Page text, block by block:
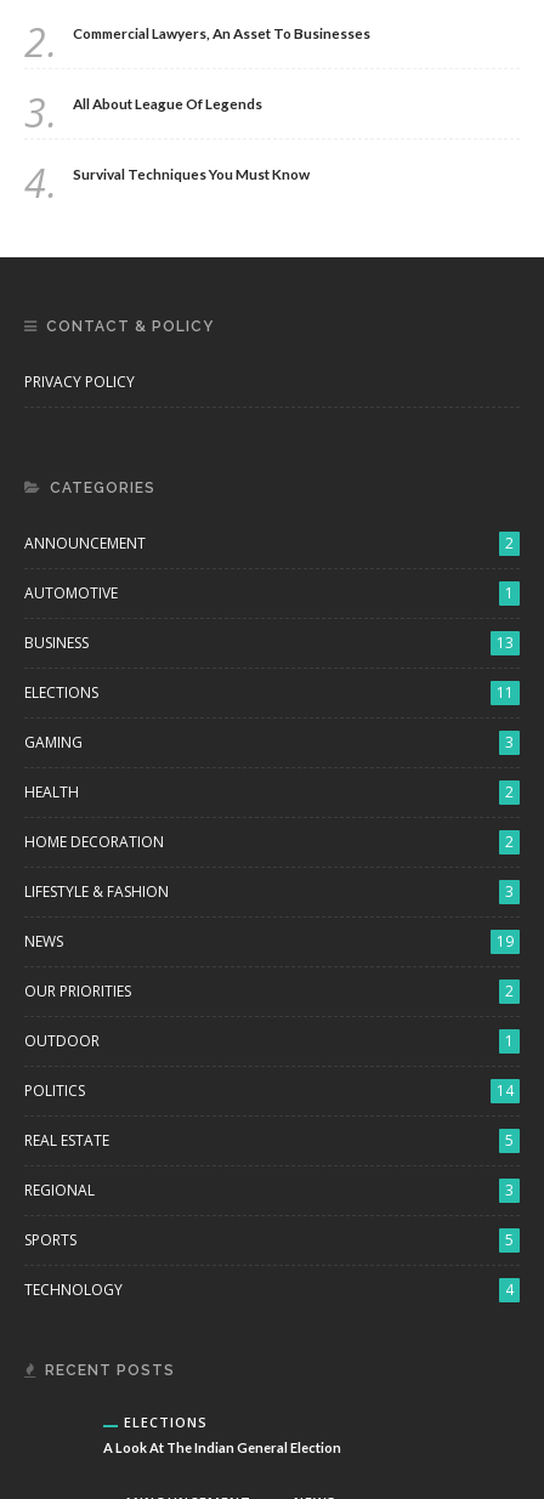
2. Commercial Lawyers, An Asset To Businesses
3. All About League Of Legends
4. Survival Techniques You Must Know
CONTACT & POLICY
PRIVACY POLICY
CATEGORIES
ANNOUNCEMENT 2
AUTOMOTIVE 1
BUSINESS 13
ELECTIONS 11
GAMING 3
HEALTH 2
HOME DECORATION 2
LIFESTYLE & FASHION 3
NEWS 19
OUR PRIORITIES 2
OUTDOOR 1
POLITICS 14
REAL ESTATE 5
REGIONAL 3
SPORTS 5
TECHNOLOGY 4
RECENT POSTS
ELECTIONS
A Look At The Indian General Election